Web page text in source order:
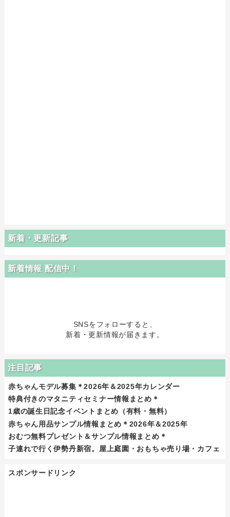
新着・更新記事
新着情報 配信中！
SNSをフォローすると、
新着・更新情報が届きます。
注目記事
赤ちゃんモデル募集＊2026年＆2025年カレンダー
特典付きのマタニティセミナー情報まとめ＊
1歳の誕生日記念イベントまとめ（有料・無料）
赤ちゃん用品サンプル情報まとめ＊2026年＆2025年
おむつ無料プレゼント＆サンプル情報まとめ＊
子連れで行く伊勢丹新宿。屋上庭園・おもちゃ売り場・カフェ
スポンサードリンク